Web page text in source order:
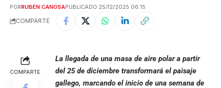
PORRUBÉN CANOSAPUBLICADO 25/12/2025 06:15
COMPARTE
COMPARTE
La llegada de una masa de aire polar a partir
del 25 de diciembre transformará el paisaje
gallego, marcando el inicio de una semana de